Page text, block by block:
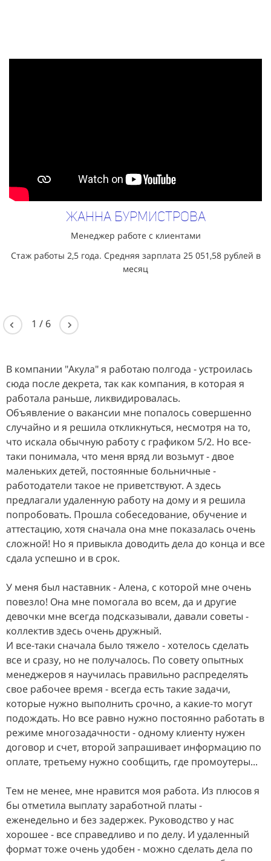
Жанна Бурмистрова
Менеджер работе с клиентами
Стаж работы 2,5 года. Средняя зарплата 25 051,58рублей в
месяц
1 / 6
В компании "Акула" я работаю полгода - устроилась
сюда после декрета, так как компания, в которая я
работала раньше, ликвидировалась.
Объявление о вакансии мне попалось совершенно
случайно и я решила откликнуться, несмотря на то,
что искала обычную работу с графиком 5/2. Но все-
таки понимала, что меня вряд ли возьмут - двое
маленьких детей, постоянные больничные -
работодатели такое не приветствуют. А здесь
предлагали удаленную работу на дому и я решила
попробовать. Прошла собеседование, обучение и
аттестацию, хотя сначала она мне показалась очень
сложной! Но я привыкла доводить дела до конца и все
сдала успешно и в срок.
У меня был наставник - Алена, с которой мне очень
повезло! Она мне помогала во всем, да и другие
девочки мне всегда подсказывали, давали советы -
коллектив здесь очень дружный.
И все-таки сначала было тяжело - хотелось сделать
все и сразу, но не получалось. По совету опытных
менеджеров я научилась правильно распределять
свое рабочее время - всегда есть такие задачи,
которые нужно выполнить срочно, а какие-то могут
подождать. Но все равно нужно постоянно работать в
режиме многозадачности - одному клиенту нужен
договор и счет, второй запрашивает информацию по
оплате, третьему нужно сообщить, где промоутеры...
Тем не менее, мне нравится моя работа. Из плюсов я
бы отметила выплату заработной платы -
еженедельно и без задержек. Руководство у нас
хорошее - все справедливо и по делу. И удаленный
формат тоже очень удобен - можно сделать дела по